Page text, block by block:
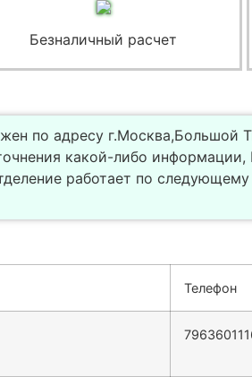
Безналичный расчет
по адресу г.Москва,Большой
какой-либо
работает по
Телефон